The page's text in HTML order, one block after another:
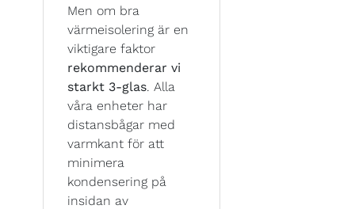
Men om bra
värmeisolering är en
viktigare faktor
rekommenderar vi
starkt 3-glas. Alla
våra enheter har
distansbågar med
varmkant för att
minimera
kondensering på
insidan av